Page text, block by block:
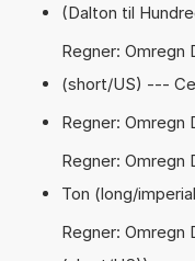
(Dalton til
Regner:
(short/US) ---
Regner: Omregn
Regner: Omregn
Ton (long/
Regner: Omregn